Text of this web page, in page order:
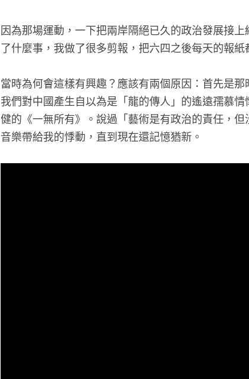
因為那場運動，一下把兩岸隔絕已久的政治發展接
了什麼事，我做了很多剪報，把六四之後每天的報
當時為何會這樣有興趣？應該有兩個原因：首先是
我們對中國產生自以為是「龍的傳人」的遙遠孺慕
健的《一無所有》。說過「藝術是有政治的責任，
音樂帶給我的悸動，直到現在還記憶猶新。